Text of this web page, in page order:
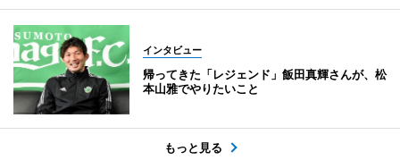
インタビュー
帰ってきた「レジェンド」飯田真輝さんが、松
本山雅でやりたいこと
もっと見る